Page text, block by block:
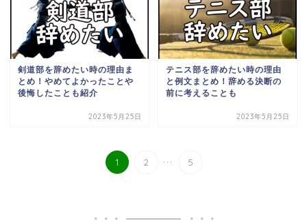
剣道部を辞めたい時の理由ま
とめ！やめてよかったことや
後悔したことも紹介
2023年5月25日
テニス部を辞めたい時の理由
と例文まとめ！辞める決断の
前に考えることも
2023年5月25日
1 2 ... 5